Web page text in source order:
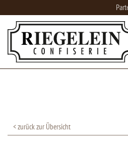
< zurück zur Übersicht